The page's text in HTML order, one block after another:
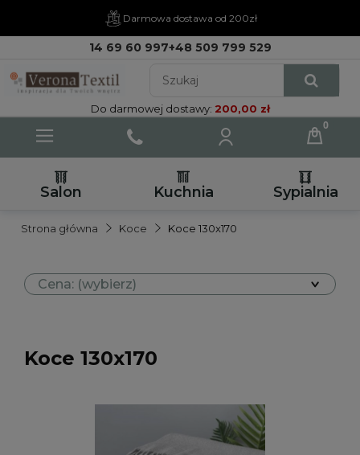
Darmowa dostawa od 200zł
14 69 60 997+48 509 799 529
Do darmowej dostawy: 200,00 zł
Salon Kuchnia Sypialnia
Strona główna Koce Koce 130x170
Cena: (wybierz)
Koce 130x170